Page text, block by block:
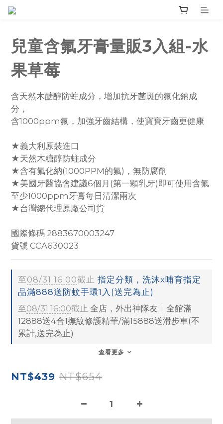
兒童含氟牙膏量販3入組-水
果草莓
含天然木醣醇防蛀成分，增加抗牙菌斑的氟化鈉成
分，
含1000ppm氟，加強牙齒結構，使寶寶牙齒更健康
★義大利原裝進口
★天然木糖醇防蛀成分
★含有氟化納(1000PPM的氟)，無防腐劑
★美國牙醫協會建議6個月(第一顆乳牙)即可使用含氟
至少1000ppm牙膏每日清潔兩次
★台灣總代理原廠公司貨
國際條碼 2883670003247
貨號 CCA630023
至08/31 16:00截止 指定分類，洗沐x哺育指定
品滿888送防蚊手環1入(送完為止)
至08/31 16:00截止 全店，外出神隊友｜全館滿
12888送4合1撫紋修護精華/滿15888送滑步車(不
累計,送完為止)
查看更多
NT$439 NT$654